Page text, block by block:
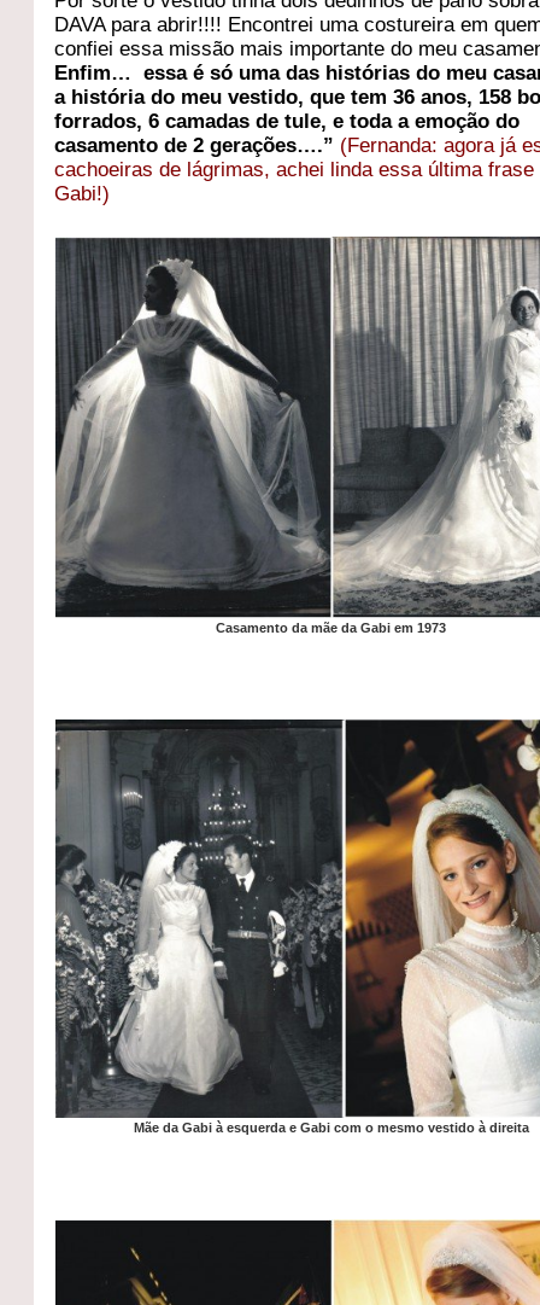
DAVA para abrir!!!! Encontrei uma costureira em
confiei essa missão mais importante do meu
Enfim… essa é só uma das histórias do meu
a história do meu vestido, que tem 36 anos, 158
forrados, 6 camadas de tule, e toda a emoção do
casamento de 2 gerações….” (Fernanda: agora já
cachoeiras de lágrimas, achei linda essa última frase
Gabi!)
Casamento da mãe da Gabi em 1973
Mãe da Gabi à esquerda e Gabi com o mesmo vestido à direita